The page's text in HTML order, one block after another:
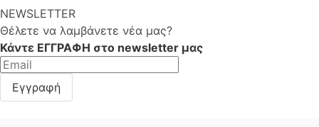
NEWSLETTER
Θέλετε να λαμβάνετε νέα μας?
Κάντε ΕΓΓΡΑΦΗ στο newsletter μας